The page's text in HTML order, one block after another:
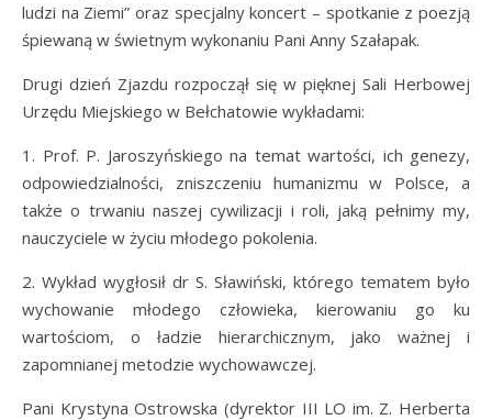
ludzi na Ziemi” oraz specjalny koncert – spotkanie z poezją
śpiewaną w świetnym wykonaniu Pani Anny Szałapak.
Drugi dzień Zjazdu rozpoczął się w pięknej Sali Herbowej
Urzędu Miejskiego w Bełchatowie wykładami:
1. Prof. P. Jaroszyńskiego na temat wartości, ich genezy,
odpowiedzialności, zniszczeniu humanizmu w Polsce, a
także o trwaniu naszej cywilizacji i roli, jaką pełnimy my,
nauczyciele w życiu młodego pokolenia.
2. Wykład wygłosił dr S. Sławiński, którego tematem było
wychowanie młodego człowieka, kierowaniu go ku
wartościom, o ładzie hierarchicznym, jako ważnej i
zapomnianej metodzie wychowawczej.
Pani Krystyna Ostrowska (dyrektor III LO im. Z. Herberta